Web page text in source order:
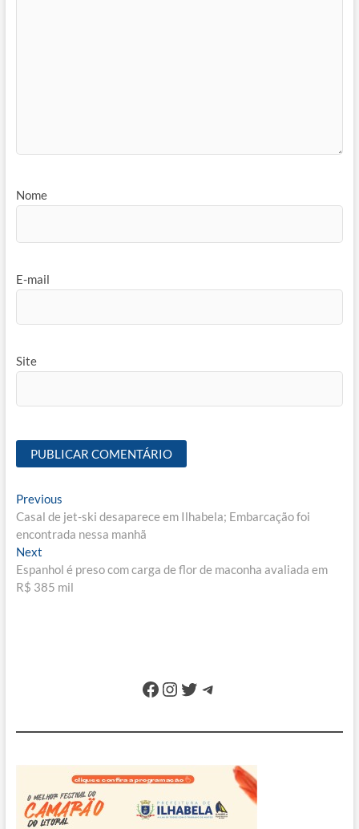
Nome
E-mail
Site
Navegação
de
Post
PreviousPrevious
post:
Casal de jet-ski desaparece em Ilhabela; Embarcação foi
encontrada nessa manhã
NextNext
post:
Espanhol é preso com carga de flor de maconha avaliada em
R$ 385 mil
Facebook
Instagram
Twitter
Telegram